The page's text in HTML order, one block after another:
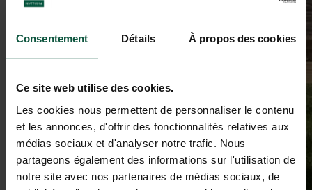
Consentement Détails À propos des cookies
Ce site web utilise des cookies.
Les cookies nous permettent de personnaliser le contenu
et les annonces, d'offrir des fonctionnalités relatives aux
médias sociaux et d'analyser notre trafic. Nous
partageons également des informations sur l'utilisation de
notre site avec nos partenaires de médias sociaux, de